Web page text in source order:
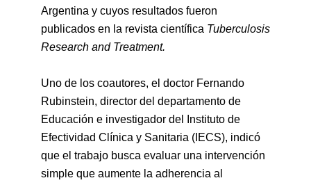
Argentina y cuyos resultados fueron
publicados en la revista científica Tuberculosis
Research and Treatment.
Uno de los coautores, el doctor Fernando
Rubinstein, director del departamento de
Educación e investigador del Instituto de
Efectividad Clínica y Sanitaria (IECS), indicó
que el trabajo busca evaluar una intervención
simple que aumente la adherencia al